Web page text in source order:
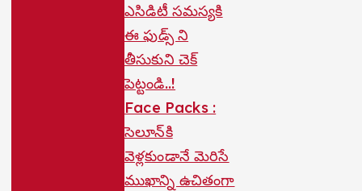
ఎసిడిటీ సమస్యకి
ఈ ఫుడ్స్ ని
తీసుకుని చెక్
పెట్టండి..!
Face Packs :
సెలూన్‌కి
వెళ్లకుండానే మెరిసే
ముఖాన్ని ఉచితంగా